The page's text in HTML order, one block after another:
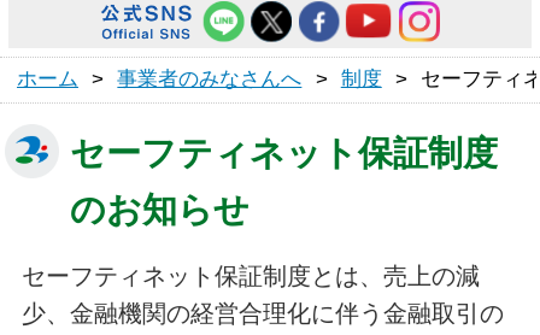
ホーム > 事業者のみなさんへ > 制度 > セーフティ
セーフティネット保証制度
のお知らせ
セーフティネット保証制度とは、売上の減
少、金融機関の経営合理化に伴う金融取引の